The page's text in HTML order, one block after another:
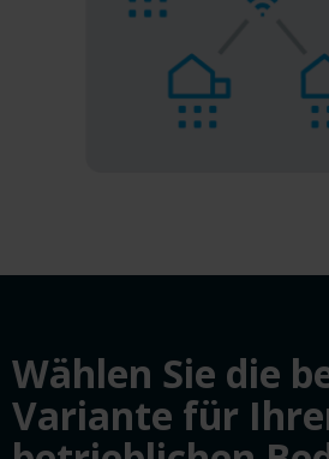
Wählen Sie die
Variante für